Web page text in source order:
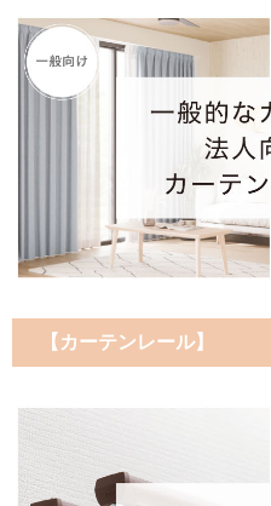
【カーテンレール】